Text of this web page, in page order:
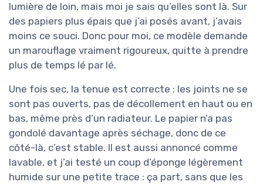
lumière de loin, mais moi je sais qu’elles sont là. Sur
des papiers plus épais que j’ai posés avant, j’avais
moins ce souci. Donc pour moi, ce modèle demande
un marouflage vraiment rigoureux, quitte à prendre
plus de temps lé par lé.
Une fois sec, la tenue est correcte : les joints ne se
sont pas ouverts, pas de décollement en haut ou en
bas, même près d’un radiateur. Le papier n’a pas
gondolé davantage après séchage, donc de ce
côté-là, c’est stable. Il est aussi annoncé comme
lavable, et j’ai testé un coup d’éponge légèrement
humide sur une petite trace : ça part, sans que les